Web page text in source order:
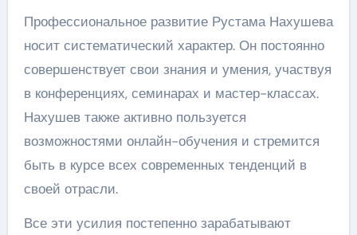
Профессиональное развитие Рустама Нахушева
носит систематический характер. Он постоянно
совершенствует свои знания и умения, участвуя
в конференциях, семинарах и мастер-классах.
Нахушев также активно пользуется
возможностями онлайн-обучения и стремится
быть в курсе всех современных тенденций в
своей отрасли.
Все эти усилия постепенно зарабатывают